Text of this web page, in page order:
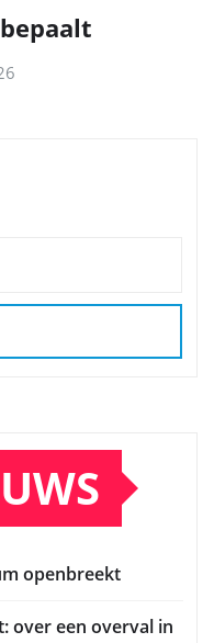
openbreekt
over een overval in